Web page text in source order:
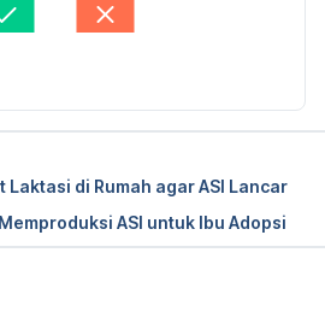
Saputri
Laktasi di Rumah agar ASI Lancar
ASI untuk Ibu Adopsi